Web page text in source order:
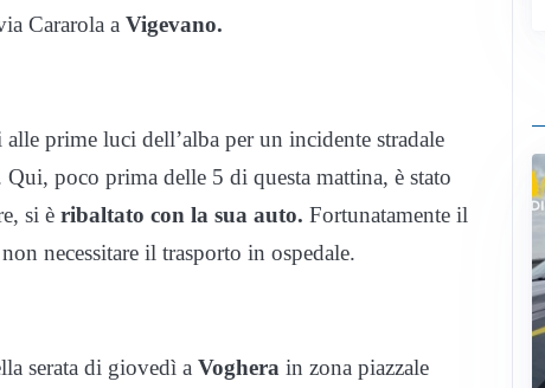
Cararola a Vigevano.
prime luci dell’alba per un incidente stradale
poco prima delle 5 di questa mattina, è stato
si è ribaltato con la sua auto. Fortunatamente il
necessitare il trasporto in ospedale.
serata di giovedì a Voghera in zona piazzale